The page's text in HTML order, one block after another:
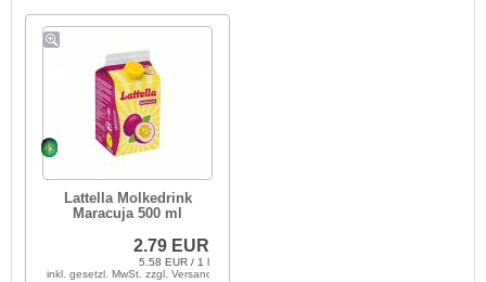
Lattella Molkedrink
Maracuja 500 ml
2.79 EUR
5.58 EUR / 1 l
inkl. gesetzl. MwSt. zzgl. Versandkosten